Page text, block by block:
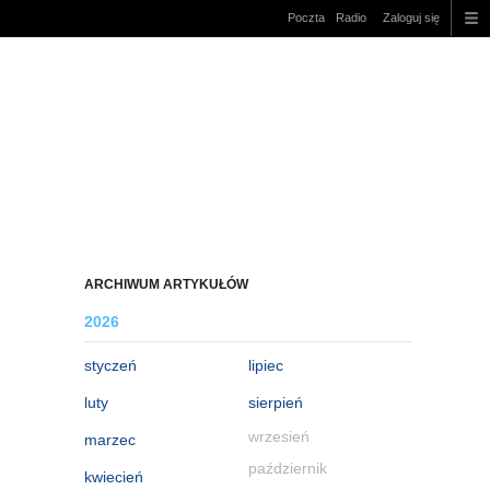
Poczta Radio Zaloguj się
ARCHIWUM ARTYKUŁÓW
2026
styczeń
luty
marzec
kwiecień
lipiec
sierpień
wrzesień
październik